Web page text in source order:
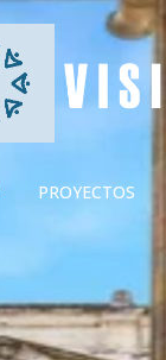
PROYECTOS